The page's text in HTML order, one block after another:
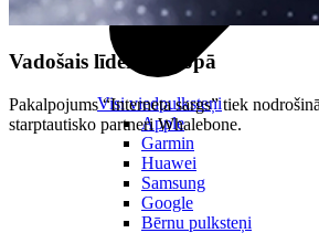
Visi viedpulksteņi
Apple
Garmin
Huawei
Samsung
Google
Bērnu pulksteņi
Vadošais līderis Eiropā
Pakalpojums “Interneta sargs” tiek
starptautisko partneri Whalebone.